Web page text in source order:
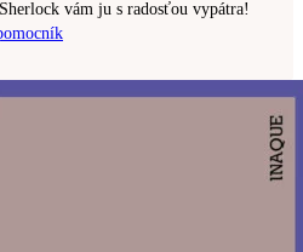
vám ju s radosťou vypátra!